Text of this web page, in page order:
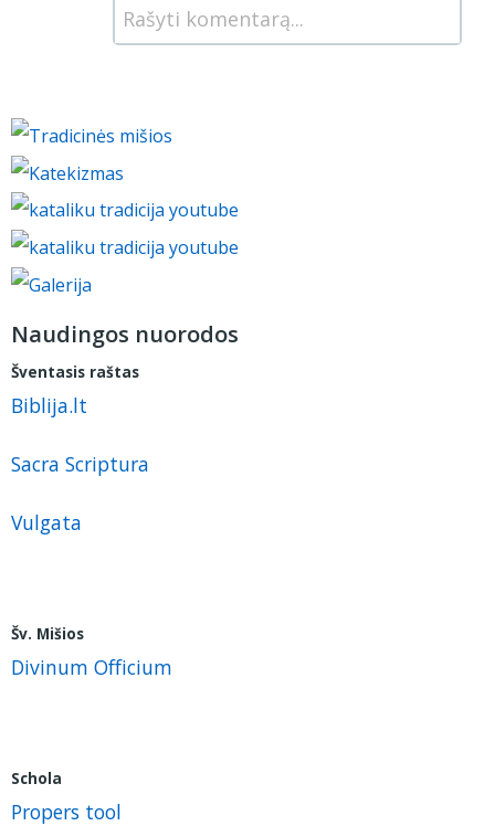
Rašyti komentarą...
Naudingos nuorodos
Šventasis raštas
Biblija.lt
Sacra Scriptura
Vulgata
Šv. Mišios
Divinum Officium
Schola
Propers tool